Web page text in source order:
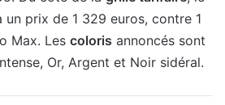
un prix de 1 329 euros, contre 1
Max. Les coloris annoncés sont
Or, Argent et Noir sidéral.